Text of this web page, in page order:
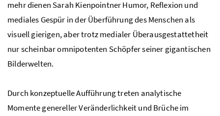
mehr dienen Sarah Kienpointner Humor, Reflexion und
mediales Gespür in der Überführung des Menschen als
visuell gierigen, aber trotz medialer Überausgestattetheit
nur scheinbar omnipotenten Schöpfer seiner gigantischen
Bilderwelten.
Durch konzeptuelle Aufführung treten analytische
Momente genereller Veränderlichkeit und Brüche im